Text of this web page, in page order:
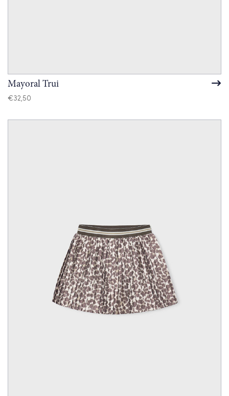
Mayoral Trui
€32,50